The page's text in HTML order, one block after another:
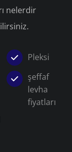
nelerdir
Pleksi
şeffaf
levha
fiyatları